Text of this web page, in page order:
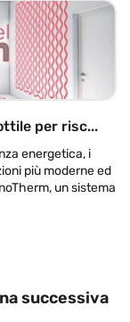
per risc...
energetica, i
più moderne ed
un sistema
successiva